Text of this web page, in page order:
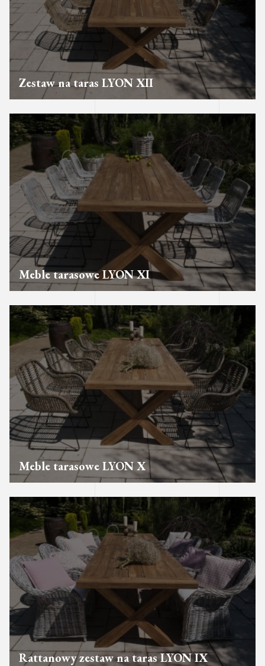
Zestaw na taras LYON XII
Meble tarasowe LYON XI
Meble tarasowe LYON X
Rattanowy zestaw na taras LYON IX